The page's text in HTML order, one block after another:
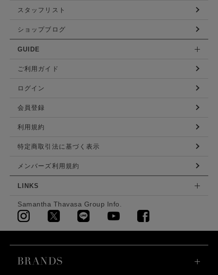
スタッフリスト
ショップブログ
GUIDE
ご利用ガイド
ログイン
会員登録
利用規約
特定商取引法に基づく表示
メンバーズ利用規約
LINKS
Samantha Thavasa Group Info.